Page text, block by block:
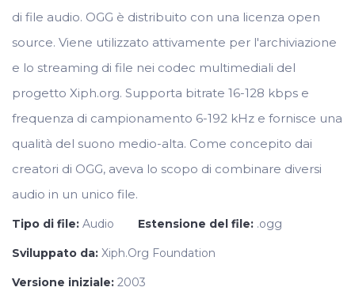
di file audio. OGG è distribuito con una licenza open
source. Viene utilizzato attivamente per l'archiviazione
e lo streaming di file nei codec multimediali del
progetto Xiph.org. Supporta bitrate 16-128 kbps e
frequenza di campionamento 6-192 kHz e fornisce una
qualità del suono medio-alta. Come concepito dai
creatori di OGG, aveva lo scopo di combinare diversi
audio in un unico file.
Tipo di file: Audio Estensione del file: .ogg
Sviluppato da: Xiph.Org Foundation
Versione iniziale: 2003